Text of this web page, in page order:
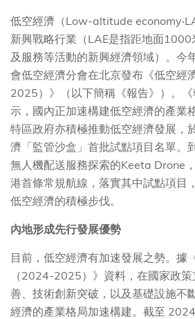
低空經濟（Low-altitude
新興戰略行業（LAE是指距地面1000
及服務等活動的新興經濟領域）。今
會低空經濟分會在北京發布《低空經
2025）》（以下簡稱《報告》）。
示，國內正加速構建低空經濟的產業
特區政府亦積極推動低空經濟發展，
濟「監管沙盒」首批試點項目名單。
無人機配送服務探索的Keeta Drone
港首條常規航線，落實其中試點項目
低空經濟的積極步伐。
內地形成先行發展優勢
目前，低空經濟有加速發展之勢。據
（2024-2025）》資料，在國家政
善、技術創新突破，以及基礎設施不
經濟的產業格局加速構建。截至